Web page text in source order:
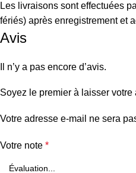
Les livraisons sont effectuées
fériés) après enregistrement et
Avis
Il n’y a pas encore d’avis.
Soyez le premier à laisser votre
Votre adresse e-mail ne sera
Votre note *